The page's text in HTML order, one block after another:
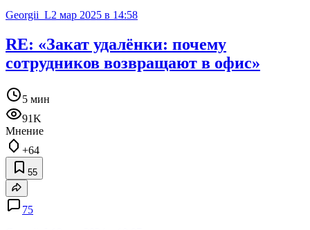
Georgii_L2 мар 2025 в 14:58
RE: «Закат удалёнки: почему
сотрудников возвращают в офис»
5 мин
91K
Мнение
+64
55
75